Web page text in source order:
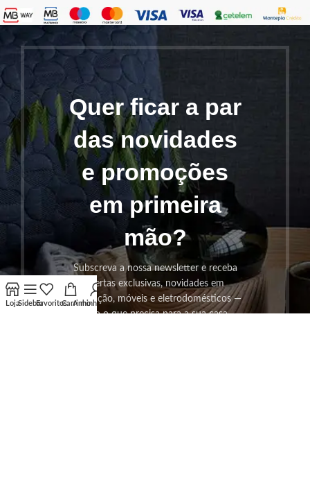
Quer ficar a par
das novidades
e promoções
em primeira
mão?
Subscreva a nossa newsletter e receba
ofertas exclusivas, novidades em
decoração, móveis e eletrodomésticos —
tudo o que precisa para a sua casa.
LojaSidebarFavoritosCarrinho
A minha conta